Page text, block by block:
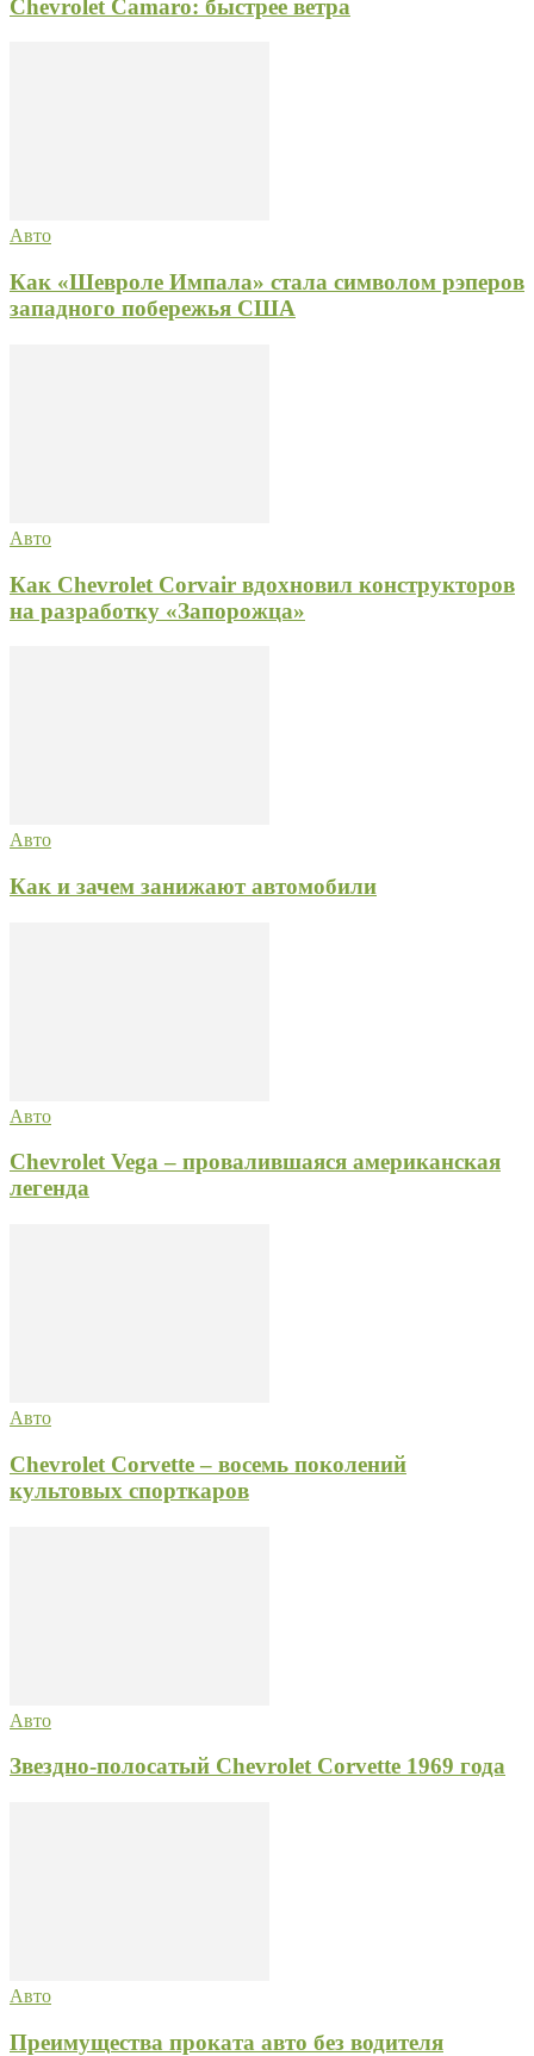
Chevrolet Camaro: быстрее ветра
Авто
Как «Шевроле Импала» стала символом рэперов
западного побережья США
Авто
Как Chevrolet Corvair вдохновил конструкторов
на разработку «Запорожца»
Авто
Как и зачем занижают автомобили
Авто
Chevrolet Vega – провалившаяся американская
легенда
Авто
Chevrolet Corvette – восемь поколений
культовых спорткаров
Авто
Звездно-полосатый Chevrolet Corvette 1969 года
Авто
Преимущества проката авто без водителя